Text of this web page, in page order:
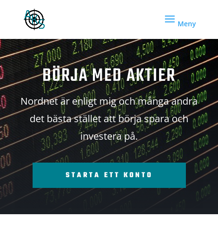
BÖRJA MED AKTIER
Nordnet är enligt mig och många andra
det bästa stället att börja spara och
investera på.
STARTA ETT KONTO